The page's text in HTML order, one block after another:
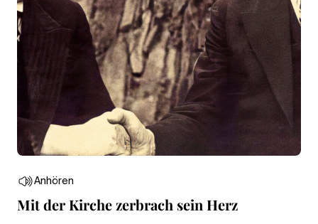
Anhören
Mit der Kirche zerbrach sein Herz